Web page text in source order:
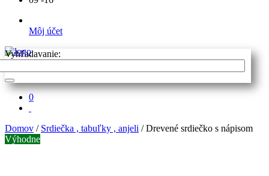
Môj účet
Vyhľadavanie:
0
Domov / Srdiečka , tabuľky , anjeli / Drevené srdiečko s nápisom
Výhodne